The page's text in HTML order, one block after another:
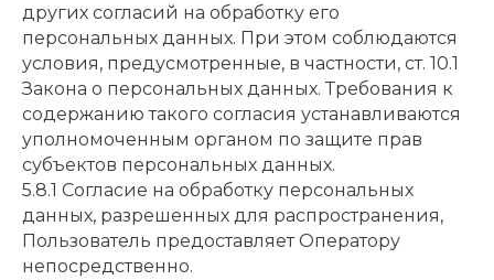
других согласий на обработку его
персональных данных. При этом соблюдаются
условия, предусмотренные, в частности, ст. 10.1
Закона о персональных данных. Требования к
содержанию такого согласия устанавливаются
уполномоченным органом по защите прав
субъектов персональных данных.
5.8.1 Согласие на обработку персональных
данных, разрешенных для распространения,
Пользователь предоставляет Оператору
непосредственно.